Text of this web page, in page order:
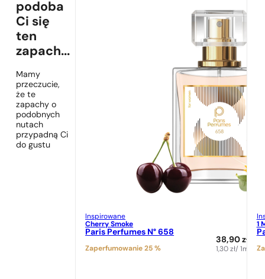
podoba
Ci się
ten
zapach...
Mamy
przeczucie,
że te
zapachy o
podobnych
nutach
przypadną Ci
do gustu
Inspirowane
Cherry Smoke
Paris Perfumes N° 658
Zaperfumowanie 25 %
38,90zł
1,30zł/ 1ml
1